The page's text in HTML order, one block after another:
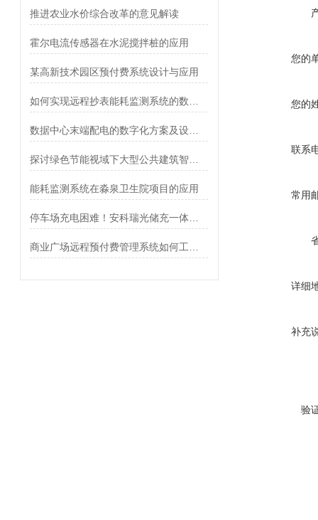
推进农业水价综合改革的意见解读
霍尔电流传感器在水泥搅拌桩的应用
某高新技术园区预付费系统设计与应用
能耗监测系统在淼泉卫生院项目的应用
您的
您的
联系
常用
详细
补充
验